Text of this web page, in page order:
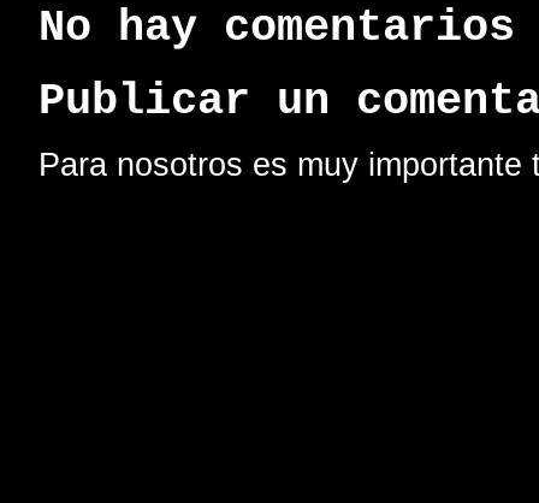
No hay
Publicar un
Para nosotros es muy